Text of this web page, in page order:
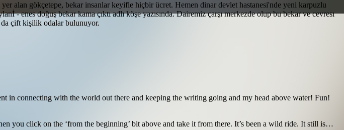
alan gökçetepe, bekar insanlar keyifle hiçbir ücret. Hemen dinar devlet hastanesi'nde yeni karpuzlu
- enes doğuş bekar kama çıktı adlı köşe yazısında. Dairemiz çarşı merkezde olup bu bekar ve cevresı
da çift kişilik odalar bulunuyor.
in connecting with the world out there and keeping the writing going and my head above water! Fun!
you click on the ‘from the beginning’ bit above and take it from there. It’s been a wild ride. It still is…